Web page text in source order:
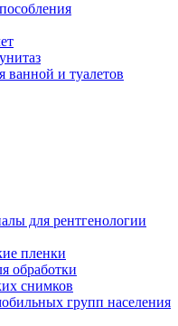
ванной и туалетов
для рентгенологии
пленки
обработки
снимков
групп населения